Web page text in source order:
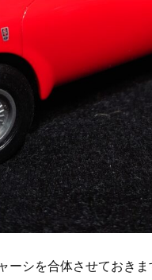
ーシを合体させておき